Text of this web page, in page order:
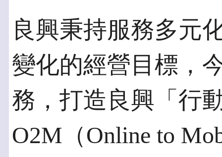
良興秉持服務多元
變化的經營目標，
務，打造良興「行
O2M（Online to